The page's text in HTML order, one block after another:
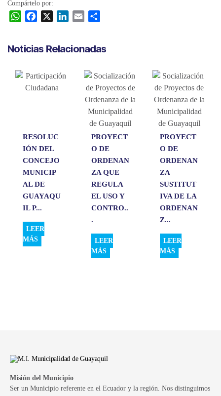
Compártelo por:
W
t
A
e
o
o
k
i
p
r
t
i
r
Noticias Relacionadas
RESOLUC
IÓN DEL
CONCEJO
MUNICIP
AL DE
GUAYAQU
IL P...
LEER
MÁS
PROYECT
O DE
ORDENAN
ZA QUE
REGULA
EL USO Y
CONTRO..
.
LEER
MÁS
PROYECT
O DE
ORDENAN
ZA
SUSTITUT
IVA DE LA
ORDENAN
Z...
LEER
MÁS
Misión del Municipio
Ser un Municipio referente en el Ecuador y la región. Nos distinguimos